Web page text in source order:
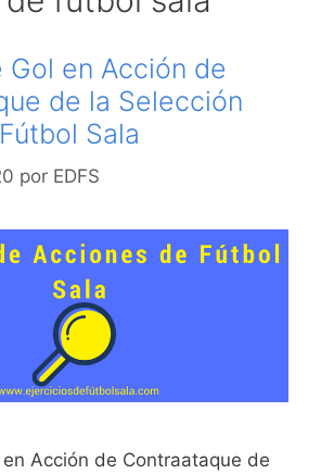
Gol en Acción de
de la Selección
Sala
por EDFS
Acción de Contraataque de